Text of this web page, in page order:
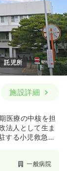
託児所
施設詳細
医療の中核を担
法人として生ま
する小児救急を
一般病院